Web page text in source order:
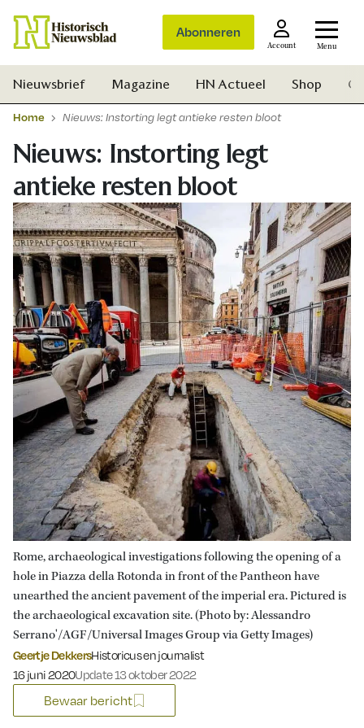
Abonneren
Account Menu
Zoek
Nieuwsbrief Magazine HN Actueel Shop
Home Nieuws: Instorting legt antieke resten bloot
Nieuws: Instorting legt
antieke resten bloot
Rome, archaeological investigations following the opening of a
hole in Piazza della Rotonda in front of the Pantheon have
unearthed the ancient pavement of the imperial era. Pictured is
the archaeological excavation site. (Photo by: Alessandro
Serrano'/AGF/Universal Images Group via Getty Images)
Geertje DekkersHistoricus en journalist
Gepubliceerd op:
16 juni 2020Update 13 oktober 2022
Bewaar bericht